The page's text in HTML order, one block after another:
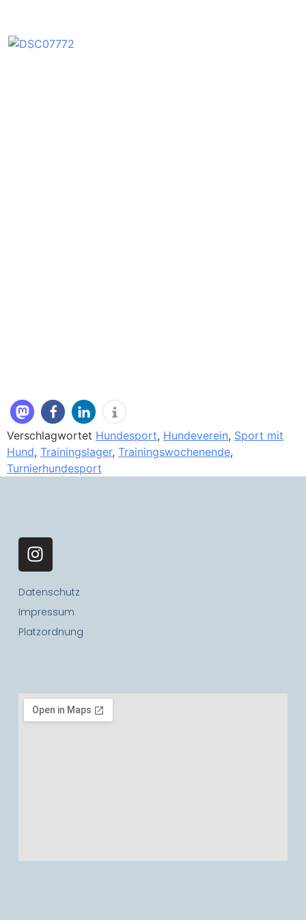
Verschlagwortet Hundesport, Hundeverein, Sport mit
Hund, Trainingslager, Trainingswochenende,
Turnierhundesport
Datenschutz
Impressum
Platzordnung